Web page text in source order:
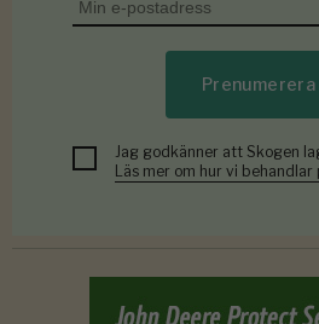
Prenumerera
Jag godkänner att Skogen
Läs mer om hur vi